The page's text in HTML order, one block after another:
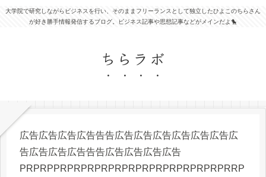
大学院で研究しながらビジネスを行い、そのままフリーランスとして独立したひよこのちらさん
が好き勝手情報発信するブログ。ビジネス記事や思想記事などがメインだよ🐤
ちらラボ
広告広告広告広告告告広告広告広告広告広告広告広
告広告広告広告告告広告広告広告広告
PRPRPPRPRPRPRPRPRPRPRPRPRPRPRPRRP